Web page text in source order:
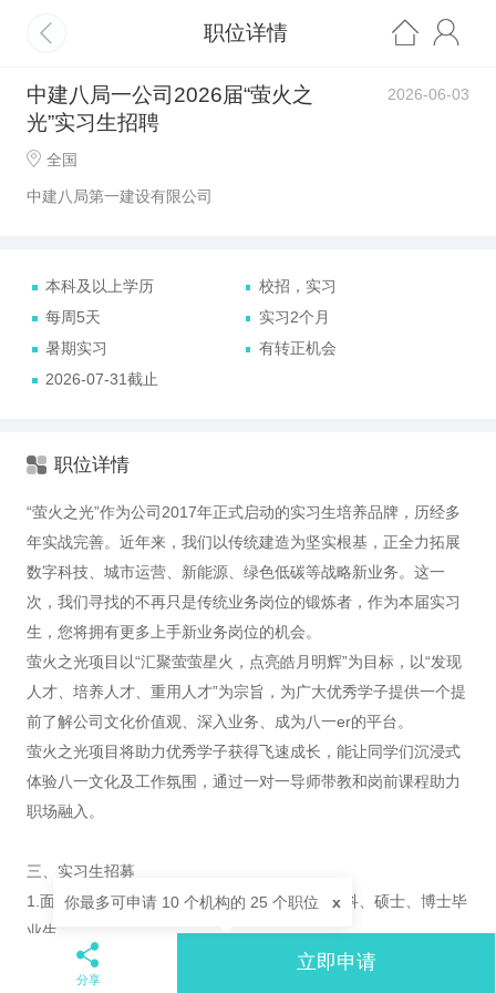
职位详情
中建八局一公司2026届“萤火之
光”实习生招聘
2026-06-03
全国
中建八局第一建设有限公司
本科及以上学历
校招，实习
每周5天
实习2个月
暑期实习
有转正机会
2026-07-31截止
职位详情
“萤火之光”作为公司2017年正式启动的实习生培养品牌，历经多
年实战完善。近年来，我们以传统建造为坚实根基，正全力拓展
数字科技、城市运营、新能源、绿色低碳等战略新业务。这一
次，我们寻找的不再只是传统业务岗位的锻炼者，作为本届实习
生，您将拥有更多上手新业务岗位的机会。
萤火之光项目以“汇聚萤萤星火，点亮皓月明辉”为目标，以“发现
人才、培养人才、重用人才”为宗旨，为广大优秀学子提供一个提
前了解公司文化价值观、深入业务、成为八一er的平台。
萤火之光项目将助力优秀学子获得飞速成长，能让同学们沉浸式
体验八一文化及工作氛围，通过一对一导师带教和岗前课程助力
职场融入。
三、实习生招募
1.面向对象：2027年、2028年毕业的海内外本科、硕士、博士毕
业生
2.招聘专业：
分享
立即申请
你最多可申请 10 个机构的 25 个职位 x